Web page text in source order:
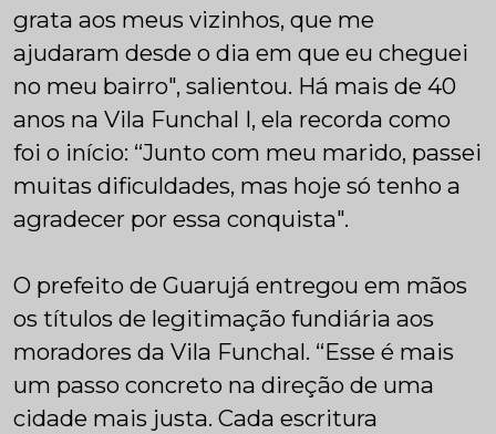
grata aos meus vizinhos, que me
ajudaram desde o dia em que eu cheguei
no meu bairro", salientou. Há mais de 40
anos na Vila Funchal I, ela recorda como
foi o início: “Junto com meu marido, passei
muitas dificuldades, mas hoje só tenho a
agradecer por essa conquista".
O prefeito de Guarujá entregou em mãos
os títulos de legitimação fundiária aos
moradores da Vila Funchal. “Esse é mais
um passo concreto na direção de uma
cidade mais justa. Cada escritura